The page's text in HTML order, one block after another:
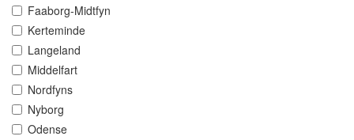
Faaborg-Midtfyn
Kerteminde
Langeland
Middelfart
Nordfyns
Nyborg
Odense